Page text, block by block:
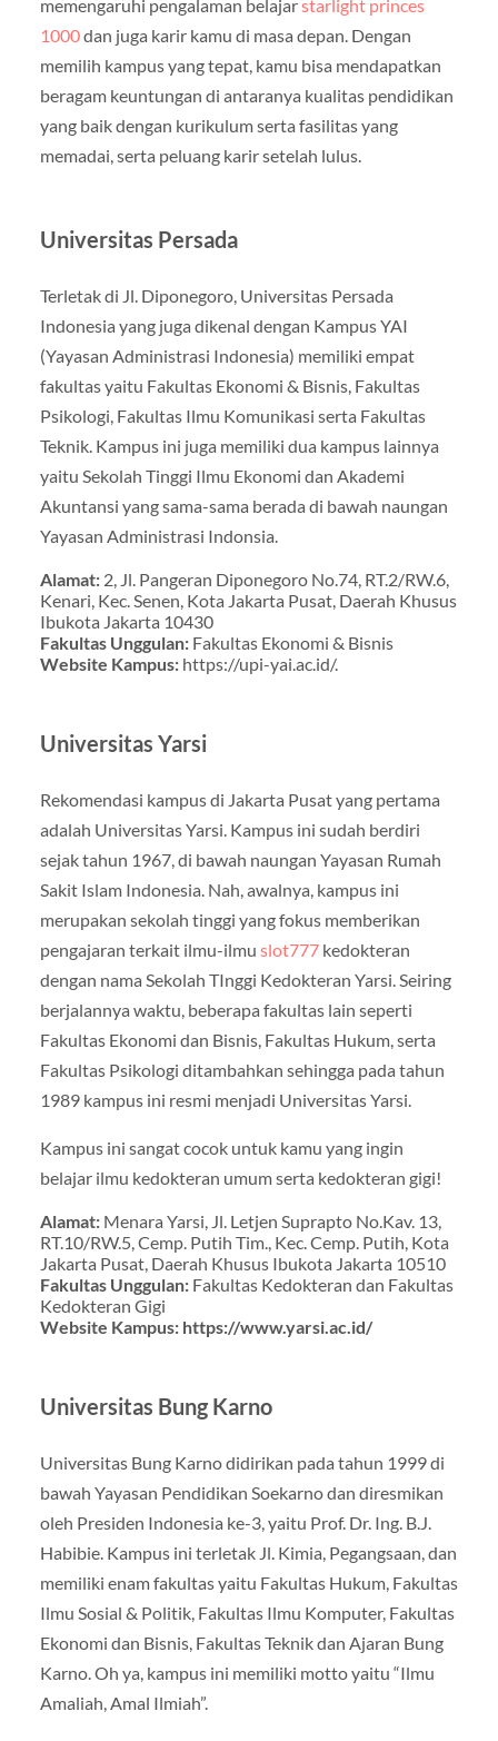
memengaruhi pengalaman belajarstarlight princes
1000dan juga karir kamu di masa depan. Dengan
memilih kampus yang tepat, kamu bisa mendapatkan
beragam keuntungan di antaranya kualitas pendidikan
yang baik dengan kurikulum serta fasilitas yang
memadai, serta peluang karir setelah lulus.
Universitas Persada
Terletak di Jl. Diponegoro, Universitas Persada
Indonesia yang juga dikenal dengan Kampus YAI
(Yayasan Administrasi Indonesia) memiliki empat
fakultas yaitu Fakultas Ekonomi & Bisnis, Fakultas
Psikologi, Fakultas Ilmu Komunikasi serta Fakultas
Teknik. Kampus ini juga memiliki dua kampus lainnya
yaitu Sekolah Tinggi Ilmu Ekonomi dan Akademi
Akuntansi yang sama-sama berada di bawah naungan
Yayasan Administrasi Indonsia.
Alamat: 2, Jl. Pangeran Diponegoro No.74, RT.2/RW.6,
Kenari, Kec. Senen, Kota Jakarta Pusat, Daerah Khusus
Ibukota Jakarta 10430
Fakultas Unggulan: Fakultas Ekonomi & Bisnis
Website Kampus:https://upi-yai.ac.id/.
Universitas Yarsi
Rekomendasi kampus di Jakarta Pusat yang pertama
adalah Universitas Yarsi. Kampus ini sudah berdiri
sejak tahun 1967, di bawah naungan Yayasan Rumah
Sakit Islam Indonesia. Nah, awalnya, kampus ini
merupakan sekolah tinggi yang fokus memberikan
pengajaran terkait ilmu-ilmu slot777kedokteran
dengan nama Sekolah TInggi Kedokteran Yarsi. Seiring
berjalannya waktu, beberapa fakultas lain seperti
Fakultas Ekonomi dan Bisnis, Fakultas Hukum, serta
Fakultas Psikologi ditambahkan sehingga pada tahun
1989 kampus ini resmi menjadi Universitas Yarsi.
Kampus ini sangat cocok untuk kamu yang ingin
belajar ilmu kedokteran umum serta kedokteran gigi!
Alamat: Menara Yarsi, Jl. Letjen Suprapto No.Kav. 13,
RT.10/RW.5, Cemp. Putih Tim., Kec. Cemp. Putih, Kota
Jakarta Pusat, Daerah Khusus Ibukota Jakarta 10510
Fakultas Unggulan: Fakultas Kedokteran dan Fakultas
Kedokteran Gigi
Website Kampus: https://www.yarsi.ac.id/
Universitas Bung Karno
Universitas Bung Karno didirikan pada tahun 1999 di
bawah Yayasan Pendidikan Soekarno dan diresmikan
oleh Presiden Indonesia ke-3, yaitu Prof. Dr. Ing. B.J.
Habibie. Kampus ini terletak Jl. Kimia, Pegangsaan, dan
memiliki enam fakultas yaitu Fakultas Hukum, Fakultas
Ilmu Sosial & Politik, Fakultas Ilmu Komputer, Fakultas
Ekonomi dan Bisnis, Fakultas Teknik dan Ajaran Bung
Karno. Oh ya, kampus ini memiliki motto yaitu “Ilmu
Amaliah, Amal Ilmiah”.